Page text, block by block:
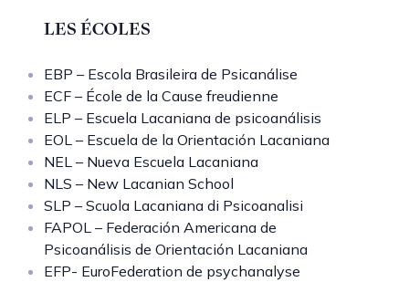
LES ÉCOLES
EBP – Escola Brasileira de Psicanálise
ECF – École de la Cause freudienne
ELP – Escuela Lacaniana de psicoanálisis
EOL – Escuela de la Orientación Lacaniana
NEL – Nueva Escuela Lacaniana
NLS – New Lacanian School
SLP – Scuola Lacaniana di Psicoanalisi
FAPOL – Federación Americana de
Psicoanálisis de Orientación Lacaniana
EFP- EuroFederation de psychanalyse